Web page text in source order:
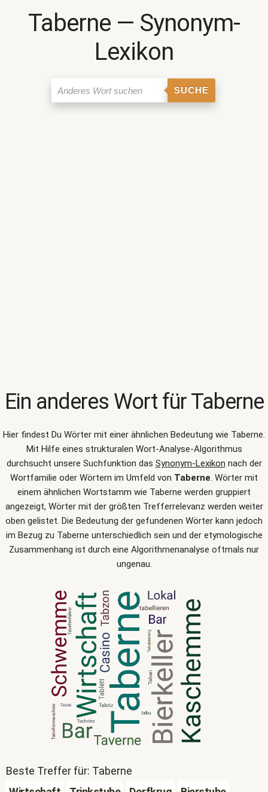
Taberne ― Synonym-
Lexikon
SUCHE
Ein anderes Wort fürTaberne
Hier findest Du Wörter mit einer ähnlichen Bedeutung wie Taberne.
Mit Hilfe eines strukturalen Wort-Analyse-Algorithmus
durchsucht unsere Suchfunktion das Synonym-Lexikon nach der
Wortfamilie oder Wörtern im Umfeld von Taberne. Wörter mit
einem ähnlichen Wortstamm wie Taberne werden gruppiert
angezeigt, Wörter mit der größten Trefferrelevanz werden weiter
oben gelistet. Die Bedeutung der gefundenen Wörter kann jedoch
im Bezug zu Taberne unterschiedlich sein und der etymologische
Zusammenhang ist durch eine Algorithmenanalyse oftmals nur
ungenau.
Beste Treffer für: Taberne